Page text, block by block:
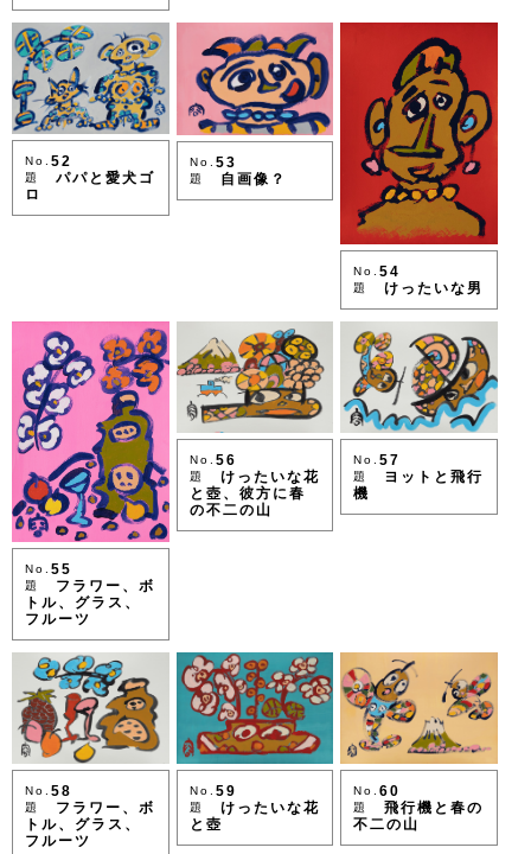
No. 52
題
パパと愛犬ゴ
ロ
No. 53
題 自画像？
No.54
題 けったいな男
No. 55
題
フラワー、ボ
トル、グラス、
フルーツ
No. 56
題
けったいな花
と壺、彼方に春
の不二の山
No.57
題
ヨットと飛行
機
No. 58
題
フラワー、ボ
トル、グラス、
フルーツ
No. 59
題
けったいな花
と壺
No.60
題
飛行機と春の
不二の山